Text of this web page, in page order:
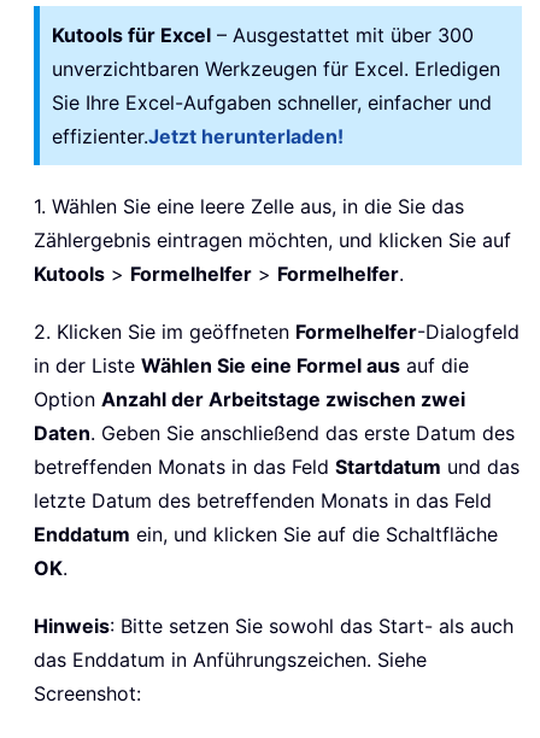
Kutools für Excel – Ausgestattet mit über 300
unverzichtbaren Werkzeugen für Excel. Erledigen
Sie Ihre Excel-Aufgaben schneller, einfacher und
effizienter.Jetzt herunterladen!
1. Wählen Sie eine leere Zelle aus, in die Sie das
Zählergebnis eintragen möchten, und klicken Sie auf
Kutools > Formelhelfer > Formelhelfer.
2. Klicken Sie im geöffneten Formelhelfer-Dialogfeld
in der Liste Wählen Sie eine Formel aus auf die
Option Anzahl der Arbeitstage zwischen zwei
Daten. Geben Sie anschließend das erste Datum des
betreffenden Monats in das Feld Startdatum und das
letzte Datum des betreffenden Monats in das Feld
Enddatum ein, und klicken Sie auf die Schaltfläche
OK.
Hinweis: Bitte setzen Sie sowohl das Start- als auch
das Enddatum in Anführungszeichen. Siehe
Screenshot: